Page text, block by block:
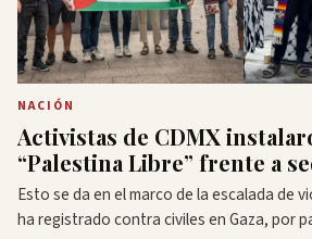
NACIÓN
Activistas de CDMX
“Palestina Libre” frente a
Esto se da en el marco de la escalada de
ha registrado contra civiles en Gaza, por